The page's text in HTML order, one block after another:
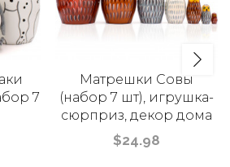
7
Матрешки Совы
(набор 7 шт), игрушка-
сюрприз, декор дома
$24.98